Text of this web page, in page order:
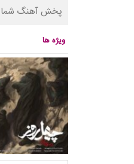
پخش آهنگ شما
ویژه ها